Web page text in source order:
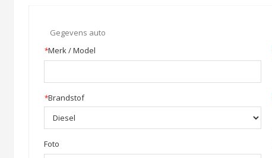
Gegevens auto
*Merk / Model
*Brandstof
Foto